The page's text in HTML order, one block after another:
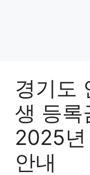
경기도
생 등록
2025년
안내